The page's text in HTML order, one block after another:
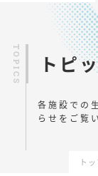
トピ
各施設での
らせをご覧
ト